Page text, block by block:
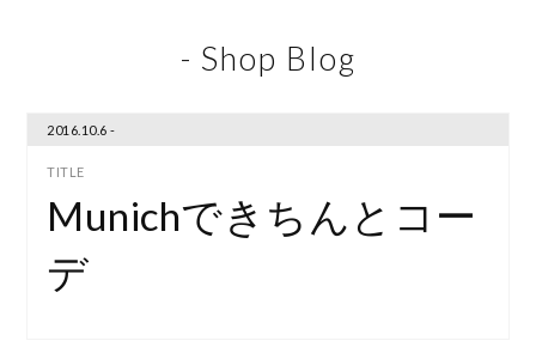
- Shop Blog
2016.10.6 -
Munichできちんとコー
デ